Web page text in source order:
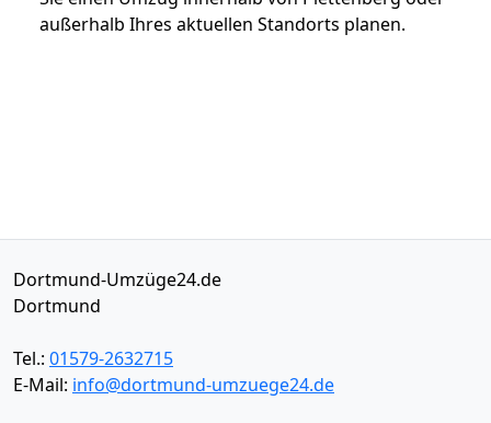
außerhalb Ihres aktuellen Standorts planen.
Dortmund-Umzüge24.de
Dortmund
Tel.: 01579-2632715
E-Mail: info@dortmund-umzuege24.de